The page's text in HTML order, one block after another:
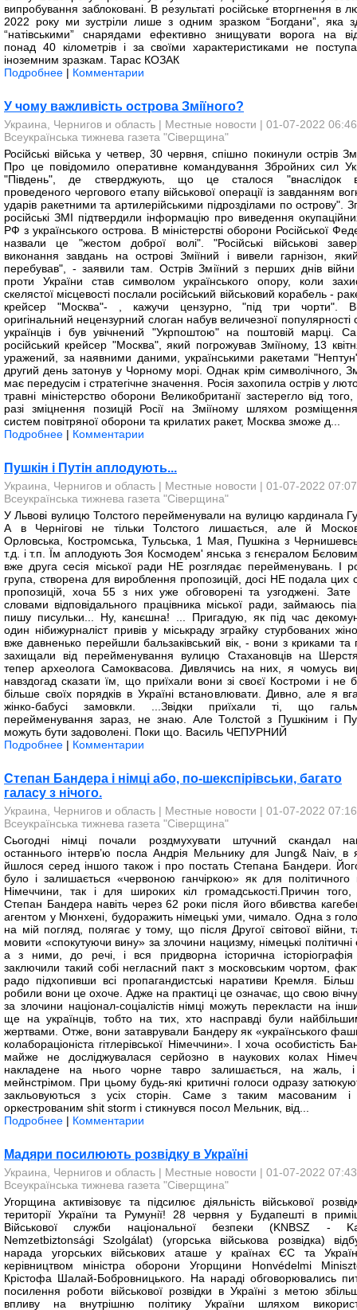
випробування заблоковані. В результаті російське вторгнення в
2022 року ми зустріли лише з одним зразком “Богдани”, яка
“натівськими” снарядами ефективно знищувати ворога на
понад 40 кілометрів і за своїми характеристиками не
іноземним зразкам. Тарас КОЗАК
Подробнее | Комментарии
У чому важливість острова Зміїного?
Украина, Чернигов и область | Местные новости | 01-07-2022
Всеукраїнська тижнева газета "Сіверщина"
Російські війська у четвер, 30 червня, спішно покинули острів
Про це повідомило оперативне командування Збройних сил
"Південь", де стверджують, що це сталося "внаслідок
проведеного чергового етапу військової операції із завданням
ударів ракетними та артилерійськими підрозділами по острову".
російські ЗМІ підтвердили інформацію про виведення
РФ з українського острова. В міністерстві оборони Російської
назвали це "жестом доброї волі". "Російські військові
виконання завдань на острові Зміїний і вивели гарнізон,
перебував", - заявили там. Острів Зміїний з перших днів війни
проти України став символом українського опору, коли
скелястої місцевості послали російський військовий корабель -
крейсер "Москва"- , кажучи цензурно, "під три чорти".
оригінальний нецензурний слоган набув величезної популярності
українців і був увічнений "Укрпоштою" на поштовій марці.
російський крейсер "Москва", який погрожував Зміїному, 13
уражений, за наявними даними, українськими ракетами
другий день затонув у Чорному морі. Однак крім символічного,
має передусім і стратегічне значення. Росія захопила острів у
травні міністерство оборони Великобританії застерегло від
разі зміцнення позицій Росії на Зміїному шляхом
систем повітряної оборони та крилатих ракет, Москва зможе д...
Подробнее | Комментарии
Пушкін і Путін аплодують...
Украина, Чернигов и область | Местные новости | 01-07-2022
Всеукраїнська тижнева газета "Сіверщина"
У Львові вулицю Толстого перейменували на вулицю кардинала
А в Чернігові не тільки Толстого лишається, але й
Орловська, Костромська, Тульська, 1 Мая, Пушкіна з
т.д. і т.п. Їм аплодують Зоя Космодем' янська з гєнєралом
вже друга сесія міської ради НЕ розглядає перейменувань. І
група, створена для вироблення пропозицій, досі НЕ подала цих
пропозицій, хоча 55 з них уже обговорені та узгоджені.
словами відповідального працівника міської ради, займаюсь
пишу писульки... Ну, канєшна! ... Пригадую, як під час
один нібижурналіст привів у міськраду зграйку стурбованих
вже давненько перейшли бальзаківський вік, - вони з криками та
захищали від перейменування вулицю Стахановців на
тепер археолога Самоквасова. Дивлячись на них, я чомусь
навздогад сказати їм, що приїхали вони зі своєї Костроми і не
більше своїх порядків в Україні встановлювати. Дивно, але я
жінко-бабусі замовкли. ...Звідки приїхали ті, що
перейменування зараз, не знаю. Але Толстой з Пушкіним і
можуть бути задоволені. Поки що. Василь ЧЕПУРНИЙ
Подробнее | Комментарии
Степан Бандера і німці або, по-шекспірівськи, багато
галасу з нічого.
Украина, Чернигов и область | Местные новости | 01-07-2022
Всеукраїнська тижнева газета "Сіверщина"
Сьогодні німці почали роздмухувати штучний скандал
останнього інтерв’ю посла Андрія Мельнику для Jung& Naiv, в
йшлося серед іншого також і про постать Степана Бандери.
було і залишається «червоною ганчіркою» як для політичного
Німеччини, так і для широких кіл громадськості.Причин
Степан Бандера навіть через 62 роки після його вбивства
агентом у Мюнхені, будоражить німецькі уми, чимало. Одна з
на мій погляд, полягає у тому, що після Другої світової війни,
мовити «спокутуючи вину» за злочини нацизму, німецькі політичні
а з ними, до речі, і вся придворна історична
заключили такий собі негласний пакт з московським чортом,
радо підхопивши всі пропагандистські наративи Кремля. Більш
робили вони це охоче. Адже на практиці це означає, що свою
за злочини націонал-соціалістів німці можуть перекласти на
ще на українців, тобто на тих, хто насправді були
жертвами. Отже, вони затаврували Бандеру як «українського
колабораціоніста гітлерівської Німеччини». І хоча особистість
майже не досліджувалася серйозно в наукових колах
накладене на нього чорне тавро залишається, на жаль, і
мейнстрімом. При цьому будь-які критичні голоси одразу
закльовуються з усіх сторін. Саме з таким масованим і
оркестрованим shit storm і стикнувся посол Мельник, від...
Подробнее | Комментарии
Мадяри посилюють розвідку в Україні
Украина, Чернигов и область | Местные новости | 01-07-2022
Всеукраїнська тижнева газета "Сіверщина"
Угорщина активізовує та підсилює діяльність військової
території України та Румунії! 28 червня у Будапешті в
Військової служби національної безпеки (KNBSZ -
Nemzetbiztonsági Szolgálat) (угорська військова розвідка)
нарада угорських військових аташе у країнах ЄС та
керівництвом міністра оборони Угорщини Honvédelmi
Крістофа Шалай-Бобровницького. На нараді обговорювались
посилення роботи військової розвідки в Україні з метою
впливу на внутрішню політику України шляхом